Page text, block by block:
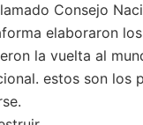
Consejo
elaboraron
la vuelta al
estos son los